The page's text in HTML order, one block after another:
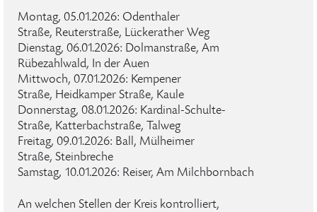
Montag, 05.01.2026: Odenthaler
Straße, Reuterstraße, Lückerather Weg
Dienstag, 06.01.2026: Dolmanstraße, Am
Rübezahlwald, In der Auen
Mittwoch, 07.01.2026: Kempener
Straße, Heidkamper Straße, Kaule
Donnerstag, 08.01.2026: Kardinal-Schulte-
Straße, Katterbachstraße, Talweg
Freitag, 09.01.2026: Ball, Mülheimer
Straße, Steinbreche
Samstag, 10.01.2026: Reiser, Am Milchbornbach
An welchen Stellen der Kreis kontrolliert,